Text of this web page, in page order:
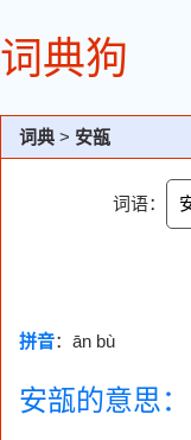
词典狗
词典 > 安瓿
词语：
拼音：ān bù
安瓿的意思：